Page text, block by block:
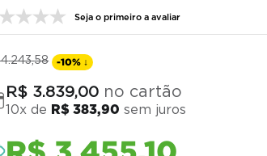
Seja o primeiro a avaliar
4.243,58 -10% ↓
R$ 3.839,00 no cartão
10x de R$ 383,90 sem juros